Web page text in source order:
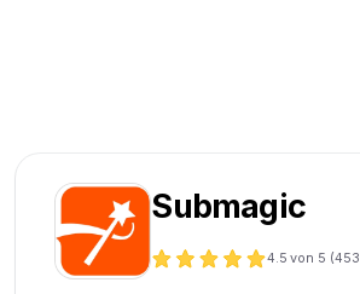
Submagic
4.5 von 5 (453